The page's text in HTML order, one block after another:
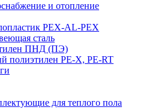
и отопление
PEX-AL-PEX
сталь
ПНД (ПЭ)
полиэтилен PE-X, PE-RT
для теплого пола